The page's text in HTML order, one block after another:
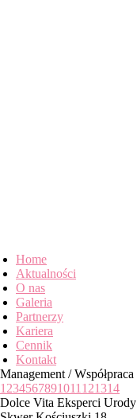
Home
Aktualności
O nas
Galeria
Partnerzy
Kariera
Cennik
Kontakt
Management / Współpraca
1 234567891011 121314
Dolce Vita Eksperci Urody